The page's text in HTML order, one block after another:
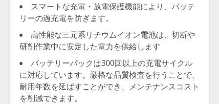
スマートな充電・放電保護機能により、バッテ
リーの過充電を防ぎます。
高性能な三元系リチウムイオン電池は、切断や
研削作業中に安定した電力を供給します
バッテリーパックは300回以上の充電サイクル
に対応しています。厳格な品質検査を行うことで、
耐用年数を延ばすことができ、メンテナンスコスト
を削減できます。